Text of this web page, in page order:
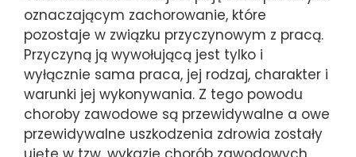
oznaczającym zachorowanie, które
pozostaje w związku przyczynowym z pracą.
Przyczyną ją wywołującą jest tylko i
wyłącznie sama praca, jej rodzaj, charakter i
warunki jej wykonywania. Z tego powodu
choroby zawodowe są przewidywalne a owe
przewidywalne uszkodzenia zdrowia zostały